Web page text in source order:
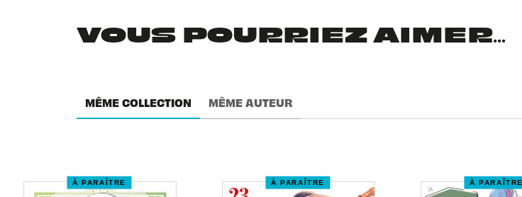
VOUS POURRIEZ AIMER...
MÊME COLLECTION MÊME AUTEUR
À PARAÎTRE À PARAÎTRE À PARAÎTRE